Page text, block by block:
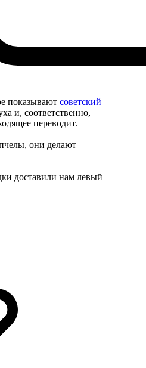
показывают советский
и, соответственно,
переводит.
они делают
доставили нам левый